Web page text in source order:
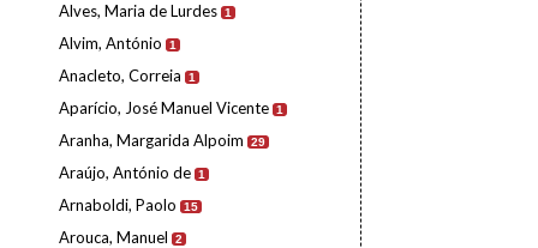
Alves, Maria de Lurdes 1
Alvim, António 1
Anacleto, Correia 1
Aparício, José Manuel Vicente 1
Aranha, Margarida Alpoim 29
Araújo, António de 1
Arnaboldi, Paolo 15
Arouca, Manuel 2